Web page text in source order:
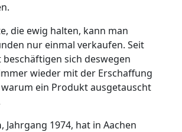
die ewig halten, kann man
nur einmal verkaufen. Seit
sich deswegen
wieder mit der Erschaffung
ein Produkt ausgetauscht
, Jahrgang 1974, hat in Aachen